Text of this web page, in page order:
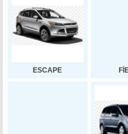
ESCAPE